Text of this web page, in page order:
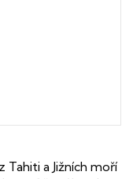
Tahiti a Jižních moří